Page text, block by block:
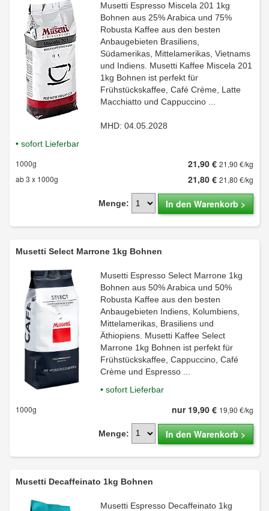
Musetti Espresso Miscela 201 1kg
Bohnen aus 25% Arabica und 75%
Robusta Kaffee aus den besten
Anbaugebieten Brasiliens,
Südamerikas, Mittelamerikas, Vietnams
und Indiens. Musetti Kaffee Miscela 201
1kg Bohnen ist perfekt für
Frühstückskaffee, Café Crème, Latte
Macchiatto und Cappuccino ...
MHD: 04.05.2028
• sofort Lieferbar
1000g 21,90 € 21,90 €/kg
ab 3 x 1000g
21,80 € 21,80 €/kg
Menge: In den Warenkorb >
Musetti Select Marrone 1kg Bohnen
Musetti Espresso Select Marrone 1kg
Bohnen aus 50% Arabica und 50%
Robusta Kaffee aus den besten
Anbaugebieten Indiens, Kolumbiens,
Mittelamerikas, Brasiliens und
Äthiopiens. Musetti Kaffee Select
Marrone 1kg Bohnen ist perfekt für
Frühstückskaffee, Cappuccino, Café
Crème und Espresso ...
• sofort Lieferbar
1000g nur 19,90 € 19,90 €/kg
Menge: In den Warenkorb >
Musetti Decaffeinato 1kg Bohnen
Musetti Espresso Decaffeinato 1kg